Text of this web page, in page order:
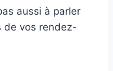
aussi à parler
de vos rendez-